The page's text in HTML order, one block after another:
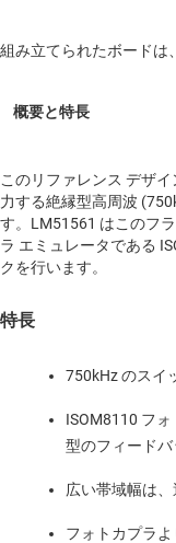
このリファレンス デザ
力する絶縁型高周波
す。LM51561 はこのフ
ラ エミュレータである
クを行います。
特長
750kHz のスイ
ISOM8110 フ
型のフィードバ
広い帯域幅は
フォトカプラ
組み立てられたボードは